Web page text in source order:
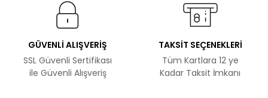
GÜVENLİ ALIŞVERİŞ
SSL Güvenli Sertifikası
ile Güvenli Alışveriş
TAKSİT SEÇENEKLERİ
Tüm Kartlara 12 ye
Kadar Taksit İmkanı